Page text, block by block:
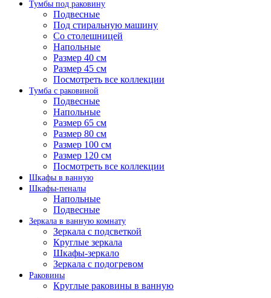
Тумбы под раковину
Подвесные
Под стиральную машину
Со столешницей
Напольные
Размер 40 см
Размер 45 см
Посмотреть все коллекции
Тумба с раковиной
Подвесные
Напольные
Размер 65 см
Размер 80 см
Размер 100 см
Размер 120 см
Посмотреть все коллекции
Шкафы в ванную
Шкафы-пеналы
Напольные
Подвесные
Зеркала в ванную комнату
Зеркала с подсветкой
Круглые зеркала
Шкафы-зеркало
Зеркала с подогревом
Раковины
Круглые раковины в ванную